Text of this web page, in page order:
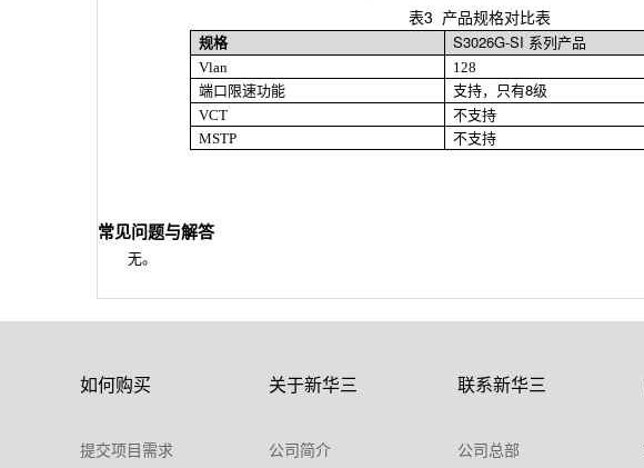
表3 产品规格对比表
规格 S3026G-SI 系列产品
Vlan 128
端口限速功能
支持，只有8级
VCT 不支持
MSTP
不支持
常见问题与解答
无。
如何购买
提交项目需求
关于新华三
公司简介
联系新华三
公司总部